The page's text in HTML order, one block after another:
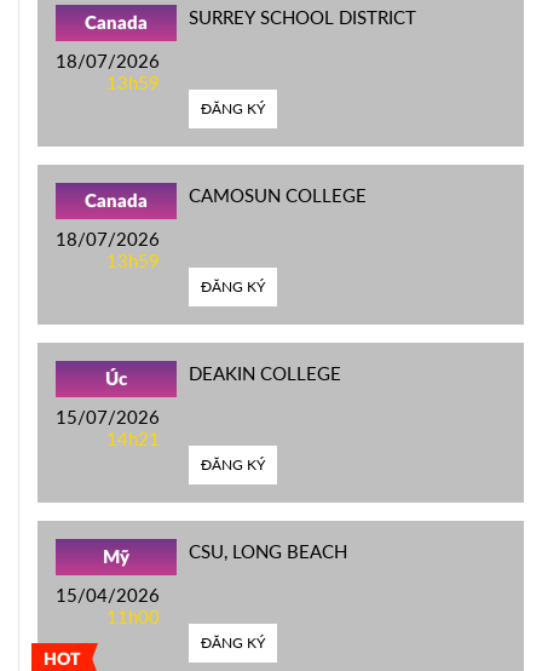
Canada
18/07/2026
13h59
SURREY SCHOOL DISTRICT
ĐĂNG KÝ
Canada
18/07/2026
13h59
CAMOSUN COLLEGE
ĐĂNG KÝ
Úc
15/07/2026
14h21
DEAKIN COLLEGE
ĐĂNG KÝ
HOT
Mỹ
15/04/2026
11h00
CSU, LONG BEACH
ĐĂNG KÝ